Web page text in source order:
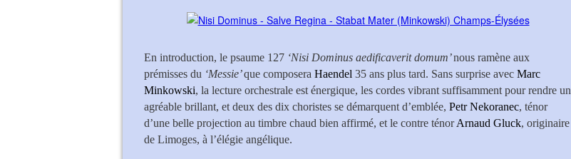
En introduction, le psaume 127 ‘Nisi Dominus aedificaverit domum’nous ramène aux
prémisses du ‘Messie’que composera Haendel 35 ans plus tard. Sans surprise avec Marc
Minkowski, la lecture orchestrale est énergique, les cordes vibrant suffisamment pour rendre un
agréable brillant, et deux des dix choristes se démarquent d’emblée, Petr Nekoranec, ténor
d’une belle projection au timbre chaud bien affirmé, et le contre ténorArnaud Gluck, originaire
de Limoges, à l’élégie angélique.